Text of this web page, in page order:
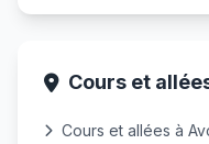
Cours et
Cours et allées à